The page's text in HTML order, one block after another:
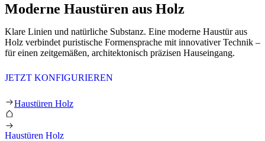
Moderne Haustüren aus Holz
Klare Linien und natürliche Substanz. Eine moderne Haustür aus
Holz verbindet puristische Formensprache mit innovativer Technik –
für einen zeitgemäßen, architektonisch präzisen Hauseingang.
JETZT KONFIGURIEREN
Moderne Haustüren aus Holz
Haustüren Holz
Haustüren Holz